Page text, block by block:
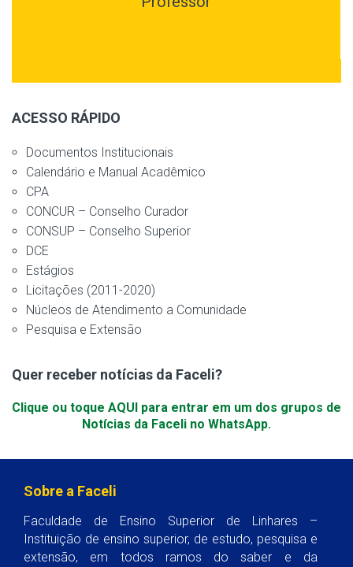
ACESSO RÁPIDO
Documentos Institucionais
Calendário e Manual Acadêmico
CPA
CONCUR – Conselho Curador
CONSUP – Conselho Superior
DCE
Estágios
Licitações (2011-2020)
Núcleos de Atendimento a Comunidade
Pesquisa e Extensão
Quer receber notícias da Faceli?
Clique ou toque AQUI para entrar em um dos grupos de
Notícias da Faceli no WhatsApp.
Sobre a Faceli
Faculdade de Ensino Superior de Linhares –
Instituição de ensino superior, de estudo, pesquisa e
extensão, em todos ramos do saber e da